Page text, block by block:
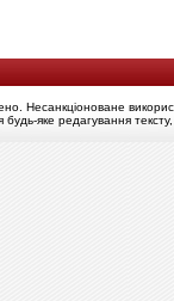
Несанкціоноване
будь-яке редагування